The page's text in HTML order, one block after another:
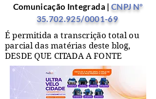
Comunicação Integrada | CNPJ Nº
35.702.925/0001-69
É permitida a transcrição total ou
parcial das matérias deste blog,
DESDE QUE CITADA A FONTE